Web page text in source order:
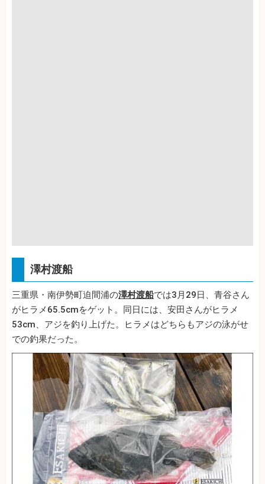
澤村渡船
三重県・南伊勢町迫間浦の澤村渡船では3月29日、青谷さん
がヒラメ65.5cmをゲット。同日には、安田さんがヒラメ
53cm、アジを釣り上げた。ヒラメはどちらもアジの泳がせ
での釣果だった。